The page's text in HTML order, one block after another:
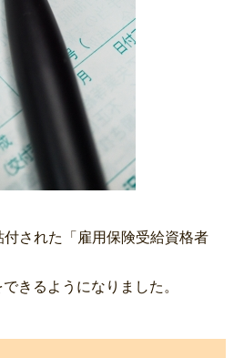
された「雇用保険受給資格者
きるようになりました。